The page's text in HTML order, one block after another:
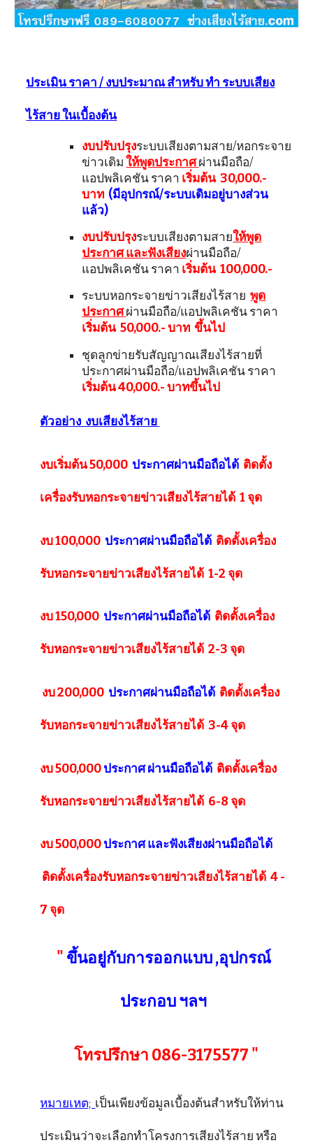
ประเมิน ราคา / งบประมาณ สำหรับ ทำ ระบบเสียง
ไร้สาย ในเบื้องต้น
งบปรับปรุงระบบเสียงตามสาย/หอกระจาย
ข่าวเดิมให้พูดประกาศผ่านมือถือ/
แอปพลิเคชัน ราคา เริ่มต้น 30,000.-
บาท (มีอุปกรณ์/ระบบเดิมอยู่บางส่วน
แล้ว)
งบปรับปรุงระบบเสียงตามสายให้พูด
ประกาศ และฟังเสียงผ่านมือถือ/
แอปพลิเคชัน ราคา เริ่มต้น 100,000.-
ระบบหอกระจายข่าวเสียงไร้สายพูด
ประกาศผ่านมือถือ/แอปพลิเคชัน ราคา
เริ่มต้น 50,000.- บาท ขึ้นไป
ชุดลูกข่ายรับสัญญาณเสียงไร้สายที่
ประกาศผ่านมือถือ/แอปพลิเคชัน ราคา
เริ่มต้น 40,000.- บาทขึ้นไป
ตัวอย่าง งบเสียงไร้สาย
งบเริ่มต้น 50,000ประกาศผ่านมือถือได้ ติดตั้ง
เครื่องรับหอกระจายข่าวเสียงไร้สายได้ 1 จุด
งบ 100,000ประกาศผ่านมือถือได้ ติดตั้งเครื่อง
รับหอกระจายข่าวเสียงไร้สายได้ 1-2 จุด
งบ 150,000ประกาศผ่านมือถือได้ ติดตั้งเครื่อง
รับหอกระจายข่าวเสียงไร้สายได้ 2-3 จุด
งบ 200,000ประกาศผ่านมือถือได้ ติดตั้งเครื่อง
รับหอกระจายข่าวเสียงไร้สายได้ 3-4 จุด
งบ 500,000ประกาศ ผ่านมือถือได้ ติดตั้งเครื่อง
รับหอกระจายข่าวเสียงไร้สายได้ 6-8 จุด
งบ 500,000ประกาศ และฟังเสียงผ่านมือถือได้
ติดตั้งเครื่องรับหอกระจายข่าวเสียงไร้สายได้ 4 -
7 จุด
" ขึ้นอยู่กับการออกแบบ ,อุปกรณ์
ประกอบ ฯลฯ
โทรปรึกษา 086-3175577 "
หมายเหต; เป็นเพียงข้อมูลเบื้องต้นสำหรับให้ท่าน
ประเมินว่าจะเลือกทำโครงการเสียงไร้สาย หรือ